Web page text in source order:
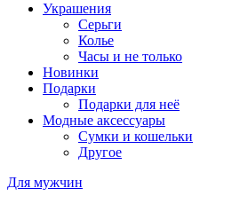
Украшения
Серьги
Колье
Часы и не только
Новинки
Подарки
Подарки для неё
Модные аксессуары
Сумки и кошельки
Другое
Для мужчин